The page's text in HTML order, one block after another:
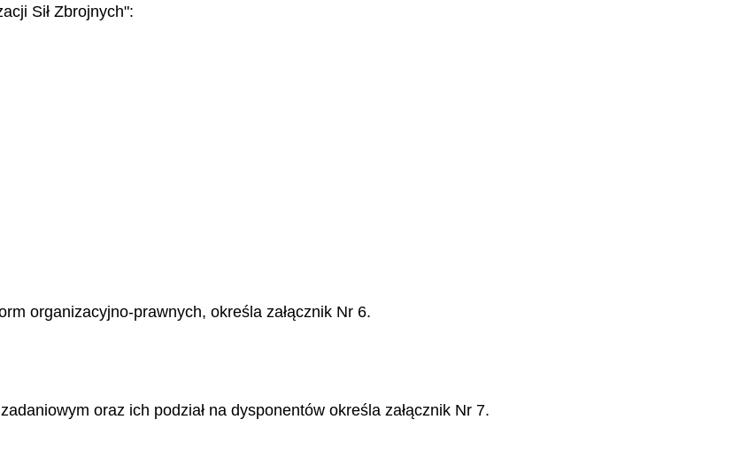
Sił Zbrojnych":
organizacyjno-prawnych, określa załącznik Nr 6.
oraz ich podział na dysponentów określa załącznik Nr 7.